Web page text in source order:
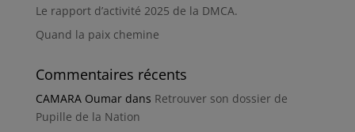
Le rapport d’activité 2025 de la DMCA.
Quand la paix chemine
Commentaires récents
CAMARA Oumardans Retrouver son dossier de
Pupille de la Nation